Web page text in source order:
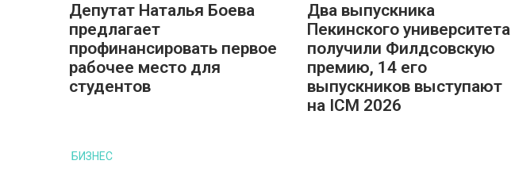
Депутат Наталья Боева
предлагает
профинансировать первое
рабочее место для
студентов
Два выпускника
Пекинского университета
получили Филдсовскую
премию, 14 его
выпускников выступают
на ICM 2026
БИЗНЕС